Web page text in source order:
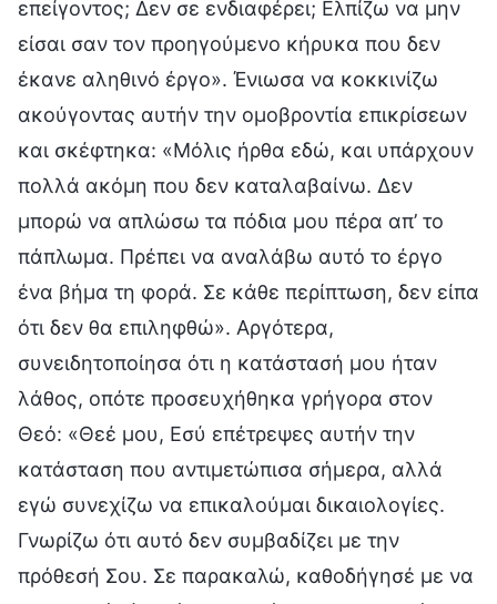
επείγοντος; Δεν σε ενδιαφέρει; Ελπίζω να μην
είσαι σαν τον προηγούμενο κήρυκα που δεν
έκανε αληθινό έργο». Ένιωσα να κοκκινίζω
ακούγοντας αυτήν την ομοβροντία επικρίσεων
και σκέφτηκα: «Μόλις ήρθα εδώ, και υπάρχουν
πολλά ακόμη που δεν καταλαβαίνω. Δεν
μπορώ να απλώσω τα πόδια μου πέρα απ’ το
πάπλωμα. Πρέπει να αναλάβω αυτό το έργο
ένα βήμα τη φορά. Σε κάθε περίπτωση, δεν είπα
ότι δεν θα επιληφθώ». Αργότερα,
συνειδητοποίησα ότι η κατάστασή μου ήταν
λάθος, οπότε προσευχήθηκα γρήγορα στον
Θεό: «Θεέ μου, Εσύ επέτρεψες αυτήν την
κατάσταση που αντιμετώπισα σήμερα, αλλά
εγώ συνεχίζω να επικαλούμαι δικαιολογίες.
Γνωρίζω ότι αυτό δεν συμβαδίζει με την
πρόθεσή Σου. Σε παρακαλώ, καθοδήγησέ με να